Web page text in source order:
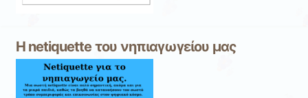
Η netiquette του νηπιαγωγείου μας